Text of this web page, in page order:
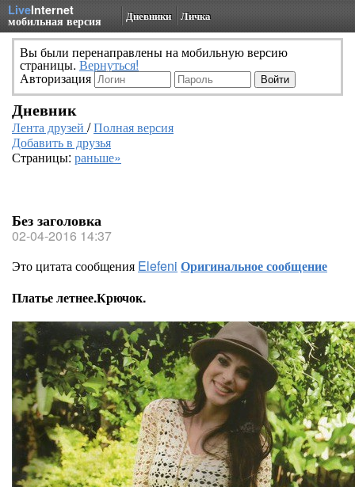
LiveInternet
мобильная версия Дневники Личка
Вы были перенаправлены на мобильную версию
страницы. Вернуться!
Авторизация
Дневник
Лента друзей /Полная версия
Добавить в друзья
Страницы: раньше»
Без заголовка
02-04-2016 14:37
Это цитата сообщения Elefeni Оригинальное сообщение
Платье летнее.Крючок.